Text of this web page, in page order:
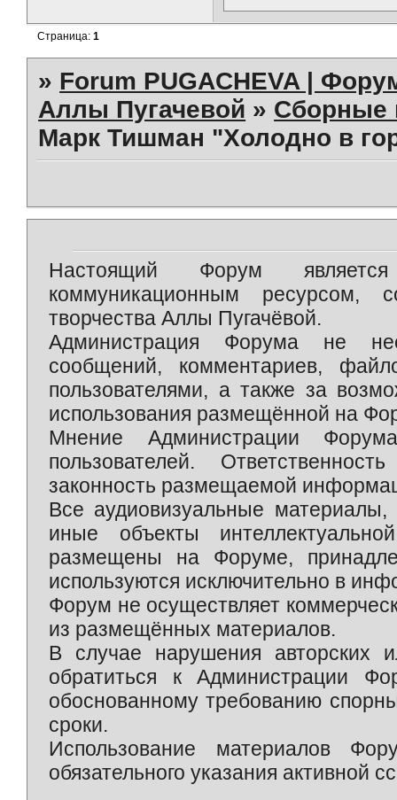
Страница:1
» Forum PUGACHEVA |
Аллы Пугачевой » Сборные
Марк Тишман "Холодно в
Настоящий Форум является
коммуникационным ресурсом,
творчества Аллы Пугачёвой.
Администрация Форума не
сообщений, комментариев,
пользователями, а также за
использования размещённой на
Мнение Администрации
пользователей.
законность размещаемой
Все аудиовизуальные
иные объекты
размещены на Форуме,
используются исключительно в
Форум не осуществляет
из размещённых материалов.
В случае нарушения авторских
обратиться к Администрации
обоснованному требованию
сроки.
Использование материалов
обязательного указания активной